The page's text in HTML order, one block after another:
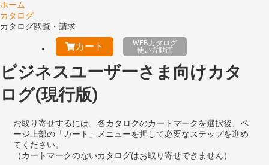
ホーム
カタログ
カタログ閲覧・請求
カート
WEBカタログ
使い方動画
ビジネスユーザーさま向けカタ
ログ(現行版)
お取り寄せするには、各カタログのカートマークを選択後、ペ
ージ上部の「カート」メニューを押して必要なステップを進め
てください。
（カートマークのないカタログはお取り寄せできません）